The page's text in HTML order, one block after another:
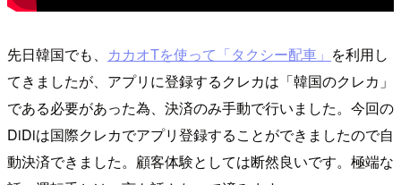
先日韓国でも、 カカオTを使って「タクシー配車」 を利用し
てきましたが、アプリに登録するクレカは「韓国のクレカ」
である必要があった為、決済のみ手動で行いました。今回の
DiDiは国際クレカでアプリ登録することができましたので自
動決済できました。顧客体験としては断然良いです。極端な